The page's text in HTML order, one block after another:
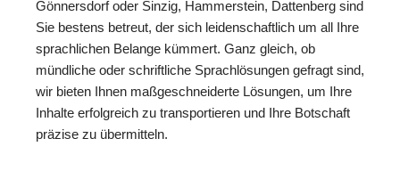
Gönnersdorf oder Sinzig, Hammerstein, Dattenberg sind
Sie bestens betreut, der sich leidenschaftlich um all Ihre
sprachlichen Belange kümmert. Ganz gleich, ob
mündliche oder schriftliche Sprachlösungen gefragt sind,
wir bieten Ihnen maßgeschneiderte Lösungen, um Ihre
Inhalte erfolgreich zu transportieren und Ihre Botschaft
präzise zu übermitteln.